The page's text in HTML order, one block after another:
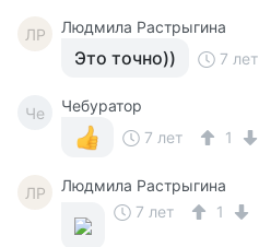
ЛР Людмила Растрыгина
Это точно)) 7 лет
Че
Чебуратор
7 лет
1
ЛР
Людмила Растрыгина
7 лет
1